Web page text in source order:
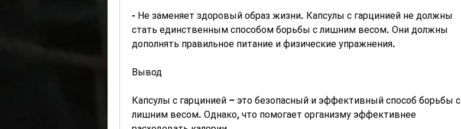
- Не заменяет здоровый образ жизни. Капсулы с гарцинией не должны
стать единственным способом борьбы с лишним весом. Они должны
дополнять правильное питание и физические упражнения.
Вывод
Капсулы с гарцинией – это безопасный и эффективный способ борьбы с
лишним весом. Однако, что помогает организму эффективнее